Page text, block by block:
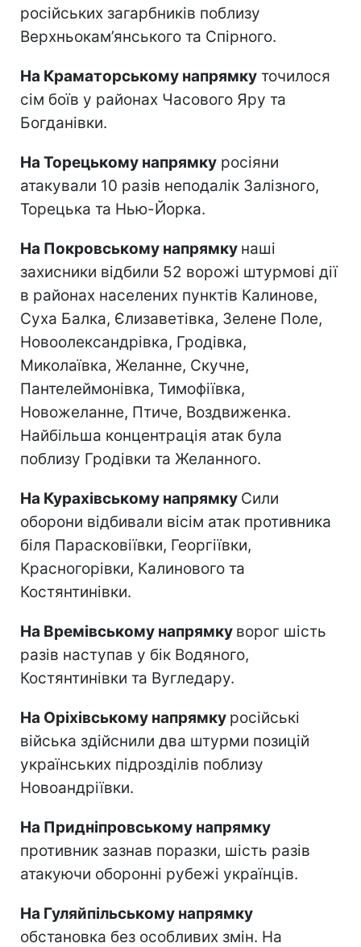
російських загарбників поблизу
Верхньокам’янського та Спірного.
На Краматорському напрямку точилося
сім боїв у районах Часового Яру та
Богданівки.
На Торецькому напрямку росіяни
атакували 10 разів неподалік Залізного,
Торецька та Нью-Йорка.
На Покровському напрямку наші
захисники відбили 52 ворожі штурмові дії
в районах населених пунктів Калинове,
Суха Балка, Єлизаветівка, Зелене Поле,
Новоолександрівка, Гродівка,
Миколаївка, Желанне, Скучне,
Пантелеймонівка, Тимофіївка,
Новожеланне, Птиче, Воздвиженка.
Найбільша концентрація атак була
поблизу Гродівки та Желанного.
На Курахівському напрямку Сили
оборони відбивали вісім атак противника
біля Парасковіївки, Георгіївки,
Красногорівки, Калинового та
Костянтинівки.
На Времівському напрямку ворог шість
разів наступав у бік Водяного,
Костянтинівки та Вугледару.
На Оріхівському напрямку російські
війська здійснили два штурми позицій
українських підрозділів поблизу
Новоандріївки.
На Придніпровському напрямку
противник зазнав поразки, шість разів
атакуючи оборонні рубежі українців.
На Гуляйпільському напрямку
обстановка без особливих змін. На